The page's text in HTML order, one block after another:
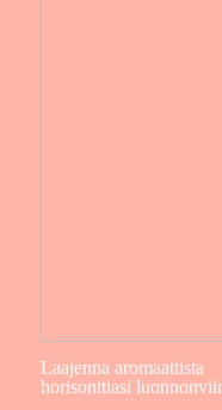
Laajenna aromaattista
horisonttiasi